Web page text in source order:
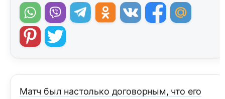
Матч был настолько договорным, что его